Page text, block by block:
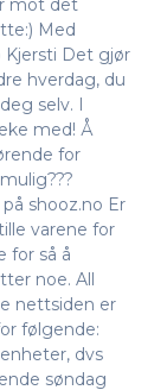
mot det
Med
Det gjør
hverdag, du
selv. I
med! Å
for
shooz.no Er
varene for
for så å
noe. All
nettsiden er
følgende:
dvs
søndag